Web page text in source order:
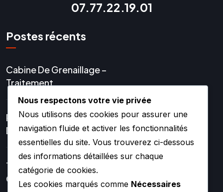
07.77.22.19.01
Postes récents
Cabine De Grenaillage –
Traitement
Réparation Et Rénovation
De Turbo
Turbos Hybrides Et
Compétition –
Nous respectons votre vie privée
Nous utilisons des cookies pour assurer une
navigation fluide et activer les fonctionnalités
essentielles du site. Vous trouverez ci-dessous
des informations détaillées sur chaque
catégorie de cookies.
Les cookies marqués comme Nécessaires